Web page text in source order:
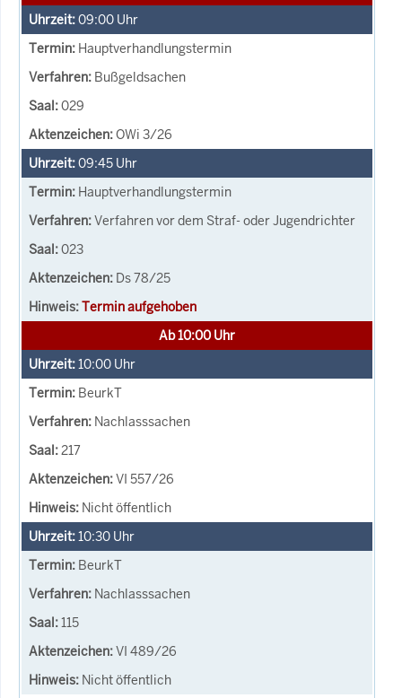
09:00 Uhr
Hauptverhandlungstermin
Bußgeldsachen
029
OWi 3/26
09:45 Uhr
Hauptverhandlungstermin
Verfahren vor dem Straf- oder Jugendrichter
023
Ds 78/25
Termin aufgehoben
Ab 10:00 Uhr
10:00 Uhr
BeurkT
Nachlasssachen
217
VI 557/26
Nicht öffentlich
10:30 Uhr
BeurkT
Nachlasssachen
115
VI 489/26
Nicht öffentlich